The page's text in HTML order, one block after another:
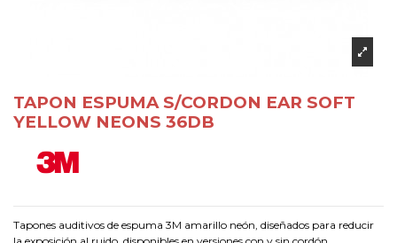
TAPON ESPUMA S/CORDON EAR SOFT
YELLOW NEONS 36DB
Tapones auditivos de espuma 3M amarillo neón, diseñados para reducir